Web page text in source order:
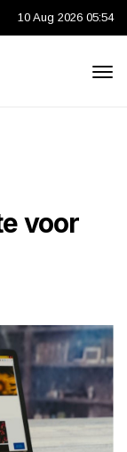
10 Aug 2026 05:54
voor